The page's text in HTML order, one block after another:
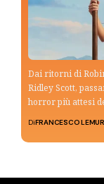
Dai ritorni di
Ridley Scott,
horror più attesi
DiFRANCESCO